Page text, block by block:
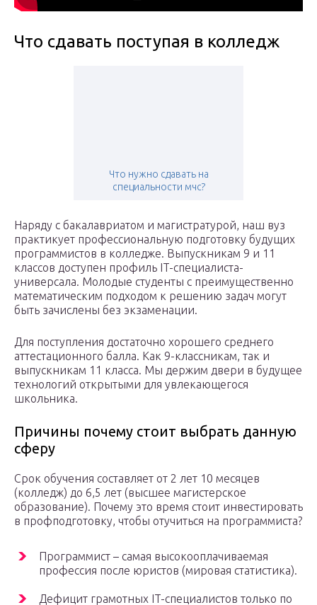
Что сдавать поступая в колледж
Что нужно сдавать на
специальности мчс?
Наряду с бакалавриатом и магистратурой, наш вуз
практикует профессиональную подготовку будущих
программистов в колледже. Выпускникам 9 и 11
классов доступен профиль IT-специалиста-
универсала. Молодые студенты с преимущественно
математическим подходом к решению задач могут
быть зачислены без экзаменации.
Для поступления достаточно хорошего среднего
аттестационного балла. Как 9-классникам, так и
выпускникам 11 класса. Мы держим двери в будущее
технологий открытыми для увлекающегося
школьника.
Причины почему стоит выбрать данную
сферу
Срок обучения составляет от 2 лет 10 месяцев
(колледж) до 6,5 лет (высшее магистерское
образование). Почему это время стоит инвестировать
в профподготовку, чтобы отучиться на программиста?
Программист – самая высокооплачиваемая
профессия после юристов (мировая статистика).
Дефицит грамотных IT-специалистов только по